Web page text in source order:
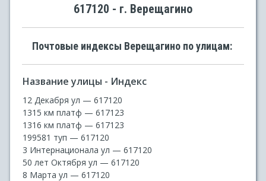
617120 - г. Верещагино
Почтовые индексы Верещагино по улицам:
Название улицы - Индекс
12 Декабря ул — 617120
1315 км платф — 617123
1316 км платф — 617123
199581 туп — 617120
3 Интернационала ул — 617120
50 лет Октября ул — 617120
8 Марта ул — 617120